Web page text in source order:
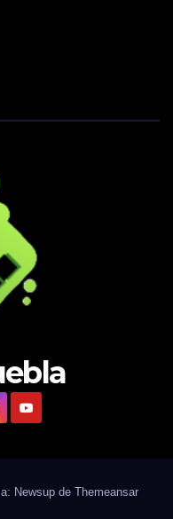
Newsup de Themeansar